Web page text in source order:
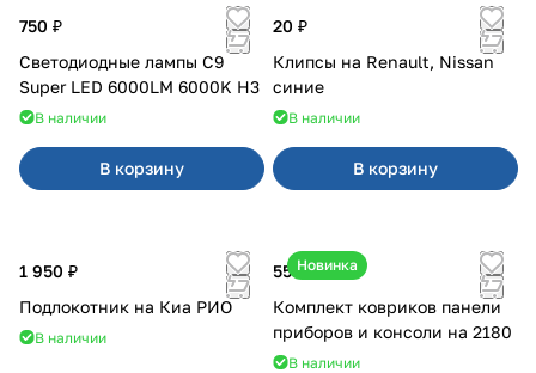
750 ₽
Светодиодные лампы C9
Super LED 6000LM 6000K H3
В наличии
В корзину
20 ₽
Клипсы на Renault, Nissan
синие
В наличии
В корзину
1 950 ₽
Подлокотник на Киа РИО
В наличии
Новинка
550 ₽
Комплект ковриков панели
приборов и консоли на 2180
В наличии